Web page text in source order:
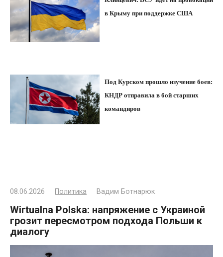
в Крыму при поддержке США
Под Курском прошло изучение боев:
КНДР отправила в бой старших
командиров
08.06.2026 Политика Вадим Ботнарюк
Wirtualna Polska: напряжение с Украиной
грозит пересмотром подхода Польши к
диалогу